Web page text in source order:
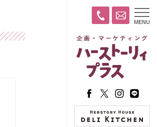
t
o
g
e
n
t
o
MENU